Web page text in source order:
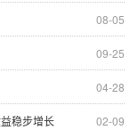
08-05
09-25
04-28
02-09
稳步增长